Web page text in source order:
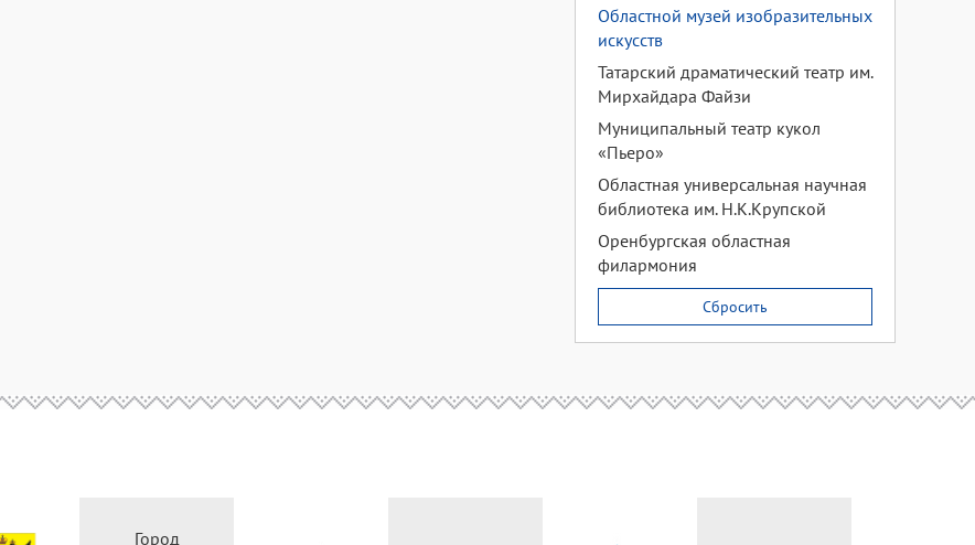
Областной музей изобразительных
искусств
Татарский драматический театр им.
Мирхайдара Файзи
Муниципальный театр кукол
«Пьеро»
Областная универсальная научная
библиотека им. Н.К.Крупской
Оренбургская областная
филармония
Сбросить
Город